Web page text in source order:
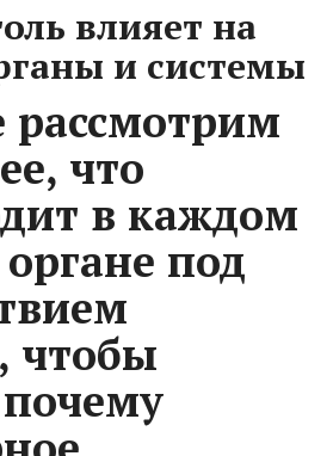
влияет на
и системы
рассмотрим
что
в каждом
под
чтобы